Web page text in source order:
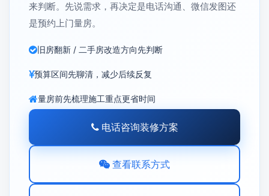
来判断。先说需求，再决定是电话沟通、微信发图还
是预约上门量房。
旧房翻新 / 二手房改造方向先判断
预算区间先聊清，减少后续反复
量房前先梳理施工重点更省时间
电话咨询装修方案
查看联系方式